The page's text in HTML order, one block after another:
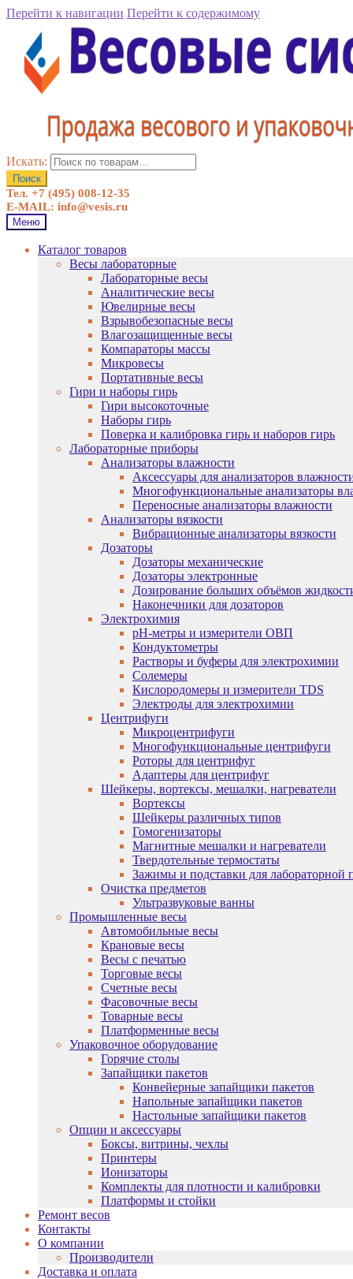
Перейти к навигации Перейти к содержимому
Искать:
Поиск
Тел. +7 (495) 008-12-35
E-MAIL: info@vesis.ru
Меню
Каталог товаров
Весы лабораторные
Лабораторные весы
Аналитические весы
Ювелирные весы
Взрывобезопасные весы
Влагозащищенные весы
Компараторы массы
Микровесы
Портативные весы
Гири и наборы гирь
Гири высокоточные
Наборы гирь
Поверка и калибровка гирь и наборов гирь
Лабораторные приборы
Анализаторы влажности
Аксессуары для анализаторов
Многофункциональные анализаторы
Переносные анализаторы влажности
Анализаторы вязкости
Вибрационные анализаторы вязкости
Дозаторы
Дозаторы механические
Дозаторы электронные
Дозирование больших объёмов
Наконечники для дозаторов
Электрохимия
pH-метры и измерители ОВП
Кондуктометры
Растворы и буферы для электрохимии
Солемеры
Кислородомеры и измерители TDS
Электроды для электрохимии
Центрифуги
Микроцентрифуги
Многофункциональные центрифуги
Роторы для центрифуг
Адаптеры для центрифуг
Шейкеры, вортексы, мешалки, нагреватели
Вортексы
Шейкеры различных типов
Гомогенизаторы
Магнитные мешалки и нагреватели
Твердотельные термостаты
Зажимы и подставки для лабораторной
Очистка предметов
Ультразвуковые ванны
Промышленные весы
Автомобильные весы
Крановые весы
Весы с печатью
Торговые весы
Счетные весы
Фасовочные весы
Товарные весы
Платформенные весы
Упаковочное оборудование
Горячие столы
Запайщики пакетов
Конвейерные запайщики пакетов
Напольные запайщики пакетов
Настольные запайщики пакетов
Опции и аксессуары
Боксы, витрины, чехлы
Принтеры
Ионизаторы
Комплекты для плотности и калибровки
Платформы и стойки
Ремонт весов
Контакты
О компании
Производители
Доставка и оплата